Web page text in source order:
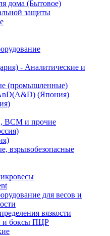
дома (Бытовое)
защиты
- Аналитические и
(промышленные)
(Япония)
и прочие
взрывобезопасные
для весов и
вязкости
и боксы ПЦР